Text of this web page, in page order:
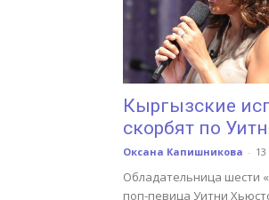
Кыргызские
скорбят по
Оксана Капишникова -
Обладательница шести
поп-певица Уитни